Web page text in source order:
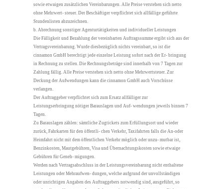
sowie etwaigen zusätzlichen Vereinbarungen. Alle Preise verstehen sich netto
ohne Mehrwert- steuer. Der Beschäftiger verpflichtet sich allfällige geführte
Stundenlisten abzuzeichnen.
b. Abrechnung sonstiger Agenturtätigkeiten und individueller Leistungen
Die Fälligkeit und Bezahlung der vereinbarten Auftragssumme ergibt sich aus der
Vertragsvereinbarung. Wurde diesbezüglich nichts vereinbart, so ist die
cinnamon GmbH berechtigt jede einzelne Leistung sofort nach der Er- bringung
in Rechnung zu stellen. Die Rechnungsbeträge sind innerhalb von 7 Tagen zur
Zahlung fällig. Alle Preise verstehen sich netto ohne Mehrwertsteuer. Zur
Deckung der Aufwendungen kann die cinnamon GmbH auch Vorschüsse
verlangen.
Der Auftraggeber verpflichtet sich zum Ersatz allfälliger zur
Leistungserbringung nötiger Barauslagen und Auf- wendungen jeweils binnen 7
Tagen.
Zu Barauslagen zählen: sämtliche Zugtickets zum Erfüllungsort und wieder
zurück, Fahrkarten für den öffentli- chen Verkehr, Taxifahrten falls die An-oder
Heimfahrt nicht mit dem öffentlichen Verkehr möglich oder unzu- mutbar ist,
Benzinkosten, Mautgebühren, Visa und Übernachtungskosten sowie etwaige
Gebühren für Geneh- migungen.
Werden nach Vertragsabschluss in der Leistungsvereinbarung nicht enthaltene
Leistungen oder Mehraufwen- dungen, welche aufgrund der unvollständigen
oder unrichtigen Angaben des Auftraggebers notwendig sind, ausgeführt, so